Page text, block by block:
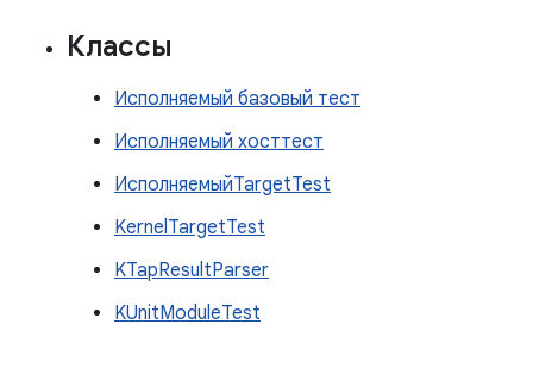
Классы
Исполняемый базовый тест
Исполняемый хосттест
ИсполняемыйTargetTest
KernelTargetTest
KTapResultParser
KUnitModuleTest